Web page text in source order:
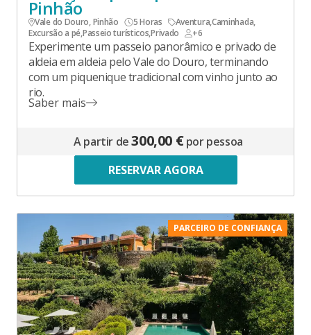
Pinhão
Vale do Douro, Pinhão 5 Horas Aventura,Caminhada,
Excursão a pé,Passeio turísticos,Privado +6
Experimente um passeio panorâmico e privado de
aldeia em aldeia pelo Vale do Douro, terminando
com um piquenique tradicional com vinho junto ao
rio.
Saber mais
A partir de300,00 € por pessoa
RESERVAR AGORA
PARCEIRO DE CONFIANÇA